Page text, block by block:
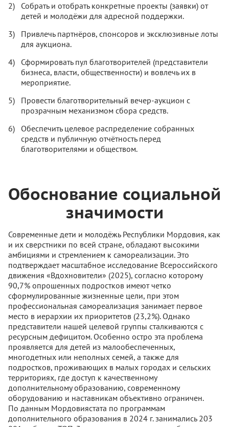
Собрать и отобрать конкретные проекты (заявки) от
детей и молодёжи для адресной поддержки.
Привлечь партнёров, спонсоров и эксклюзивные лоты
для аукциона.
Сформировать пул благотворителей (представители
бизнеса, власти, общественности) и вовлечь их в
мероприятие.
Провести благотворительный вечер-аукцион с
прозрачным механизмом сбора средств.
Обеспечить целевое распределение собранных
средств и публичную отчётность перед
благотворителями и обществом.
Обоснование социальной
значимости
Современные дети и молодёжь Республики Мордовия, как
и их сверстники по всей стране, обладают высокими
амбициями и стремлением к самореализации. Это
подтверждает масштабное исследование Всероссийского
движения «Вдохновители» (2025), согласно которому
90,7% опрошенных подростков имеют четко
сформулированные жизненные цели, при этом
профессиональная самореализация занимает первое
место в иерархии их приоритетов (23,2%). Однако
представители нашей целевой группы сталкиваются с
ресурсным дефицитом. Особенно остро эта проблема
проявляется для детей из малообеспеченных,
многодетных или неполных семей, а также для
подростков, проживающих в малых городах и сельских
территориях, где доступ к качественному
дополнительному образованию, современному
оборудованию и наставникам объективно ограничен.
По данным Мордовиястата по программам
дополнительного образования в 2024 г. занимались 203